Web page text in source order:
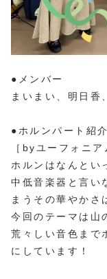
●メンバー
まいまい、明日香
●ホルンパート紹介
［byユーフォニ
ホルンはなんとい
中低音楽器と言い
まうその華やかさ
今回のテーマは山
荒々しい音色まで
にしています！